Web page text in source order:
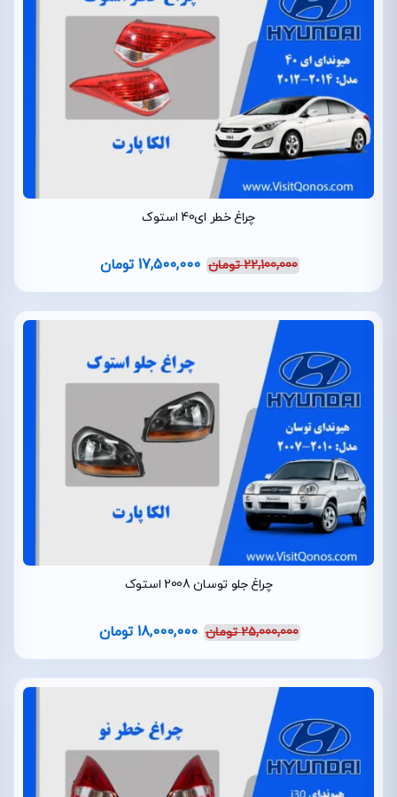
چراغ خطر ای40 استوک
22,100,000 تومان 17,500,000 تومان
چراغ جلو توسان 2008 استوک
25,000,000 تومان 18,000,000 تومان